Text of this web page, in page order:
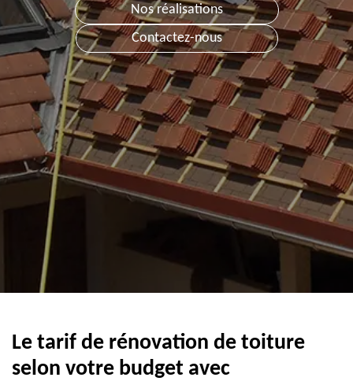
Nos réalisations
Contactez-nous
Le tarif de rénovation de toiture
selon votre budget avec